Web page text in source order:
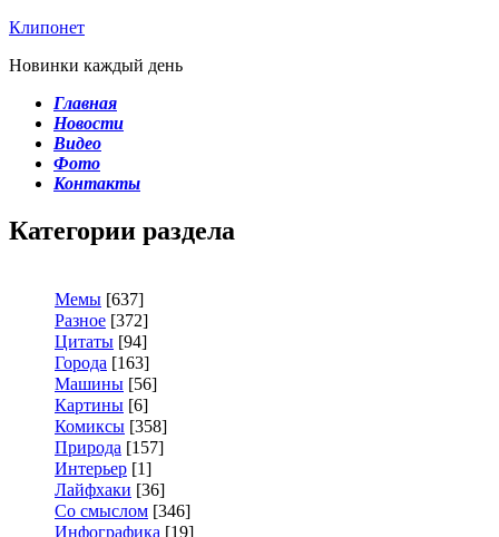
Клипонет
Новинки каждый день
Главная
Новости
Видео
Фото
Контакты
Категории раздела
Мемы [637]
Разное [372]
Цитаты [94]
Города [163]
Машины [56]
Картины [6]
Комиксы [358]
Природа [157]
Интерьер [1]
Лайфхаки [36]
Со смыслом [346]
Инфографика [19]